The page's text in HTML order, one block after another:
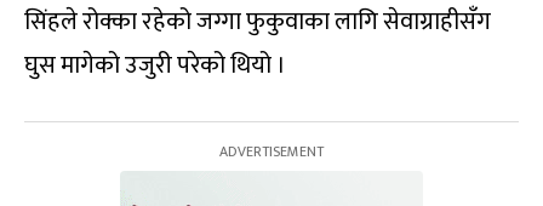
सिंहले रोक्का रहेको जग्गा फुकुवाका लागि सेवाग्राहीसँग
घुस मागेको उजुरी परेको थियो ।